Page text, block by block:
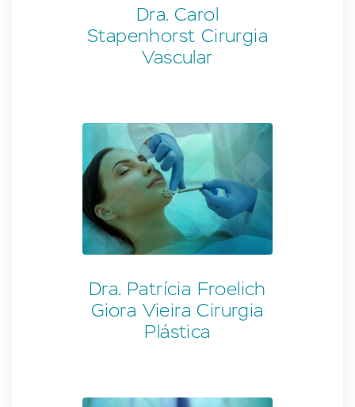
Dra. Carol
Stapenhorst Cirurgia
Vascular
Dra. Patrícia Froelich
Giora Vieira Cirurgia
Plástica